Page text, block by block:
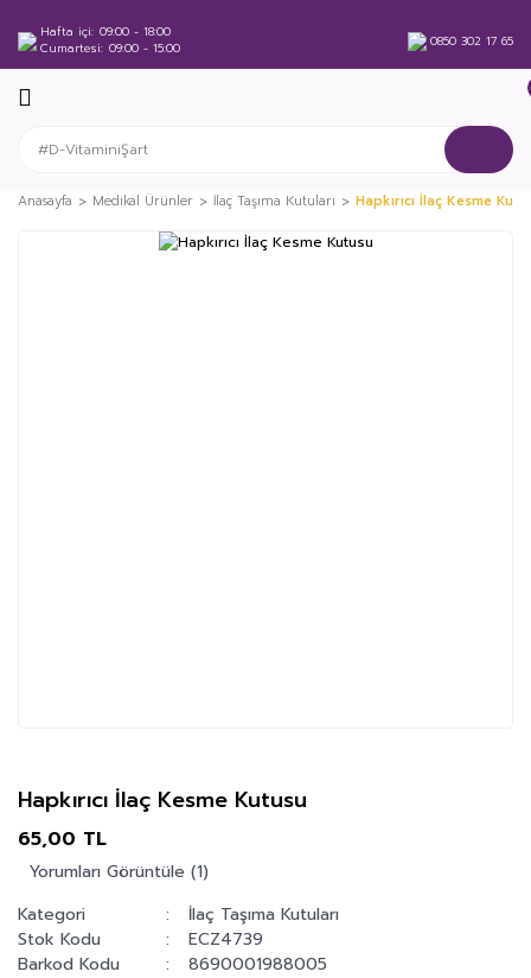
Hafta içi 09:00 - 18:00
Cumartesi 09:00 - 15:00 0850 302 17 65
Anasayfa Medikal Ürünler İlaç Taşıma Kutuları Hapkırıcı İlaç Kesme
Hapkırıcı İlaç Kesme Kutusu
65,00 TL
Yorumları Görüntüle (1)
Kategori
İlaç Taşıma Kutuları
Stok Kodu
ECZ4739
Barkod Kodu
8690001988005